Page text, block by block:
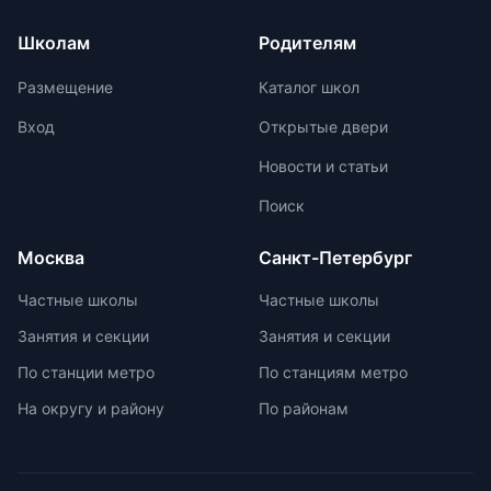
период перед принятием решения о
особенности ребенка и темп
информации. Система Монтессори
предлагает отсутствие
межпредметную взаимосвязь для
поддержания интереса к учебе.
регулируя нагрузку в зависимости
от возрастных задач и
учеников. Отсутствие страха перед
оценками и акцент на качественной
свои навыки и интересы.
Школам
Размещение
Вход
Родителям
Каталог школ
Открытые двери
Новости и статьи
Поиск
Москва
Частные школы
Занятия и секции
По станции метро
На округу и району
Санкт-Петербург
Частные школы
Занятия и секции
По станциям метро
По районам